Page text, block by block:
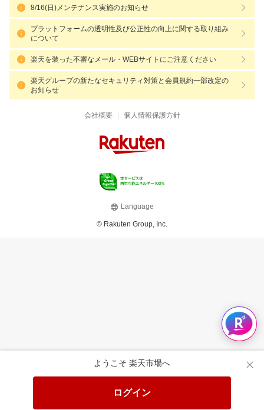
ようこそ 楽天市場へ
ログイン
8/16(日)メンテナンス実施のお知らせ
プラットフォームの透明性及び公正性の向上に関する取り組み
について
楽天を装った不審なメール・WEBサイトにご注意ください
楽天グループの新たなセキュリティ対策と会員規約一部改定の
お知らせ
会社概要 | 個人情報保護方針
Language
© Rakuten Group, Inc.